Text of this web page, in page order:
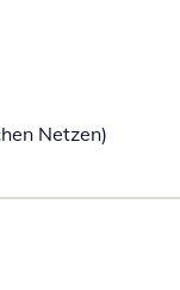
Netzen)